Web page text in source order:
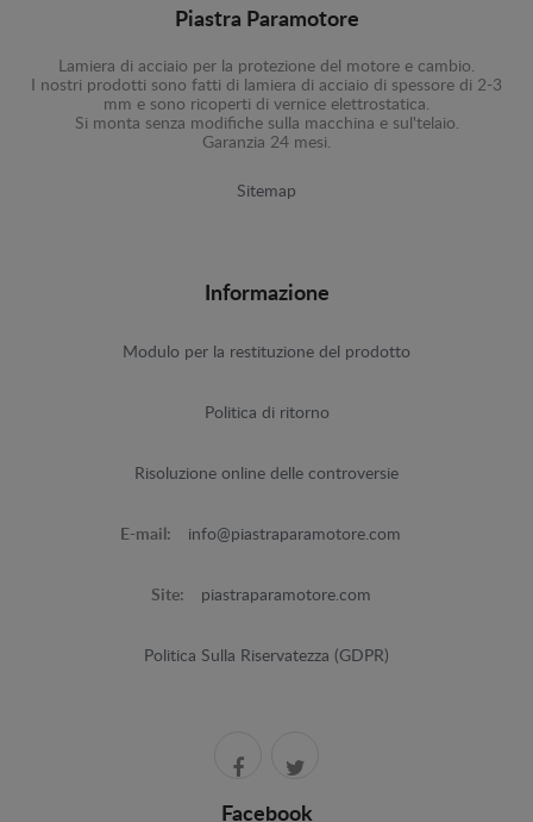
Piastra Paramotore
Lamiera di acciaio per la protezione del motore e cambio.
I nostri prodotti sono fatti di lamiera di acciaio di spessore di 2-3
mm e sono ricoperti di vernice elettrostatica.
Si monta senza modifiche sulla macchina e sul'telaio.
Garanzia 24 mesi.
Sitemap
Informazione
Modulo per la restituzione del prodotto
Politica di ritorno
Risoluzione online delle controversie
E-mail: info@piastraparamotore.com
Site: piastraparamotore.com
Politica Sulla Riservatezza (GDPR)
Facebook